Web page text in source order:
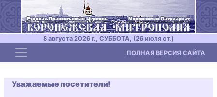
8 августа 2026 г., СУББОТА, (26 июля ст.)
Toggle navigation ПОЛНАЯ ВЕРСИЯ САЙТА
Уважаемые посетители!